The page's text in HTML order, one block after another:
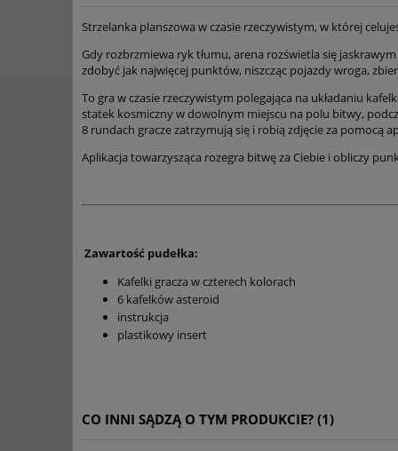
Strzelanka planszowa w czasie rzeczywistym, w której
Gdy rozbrzmiewa ryk tłumu, arena rozświetla się
zdobyć jak najwięcej punktów, niszcząc pojazdy wroga,
To gra w czasie rzeczywistym polegająca na układaniu
statek kosmiczny w dowolnym miejscu na polu bitwy,
8 rundach gracze zatrzymują się i robią zdjęcie za pomocą
Aplikacja towarzysząca rozegra bitwę za Ciebie i obliczy
Zawartość pudełka:
Kafelki gracza w czterech kolorach
6 kafelków asteroid
instrukcja
plastikowy insert
CO INNI SĄDZĄ O TYM PRODUKCIE? (1)